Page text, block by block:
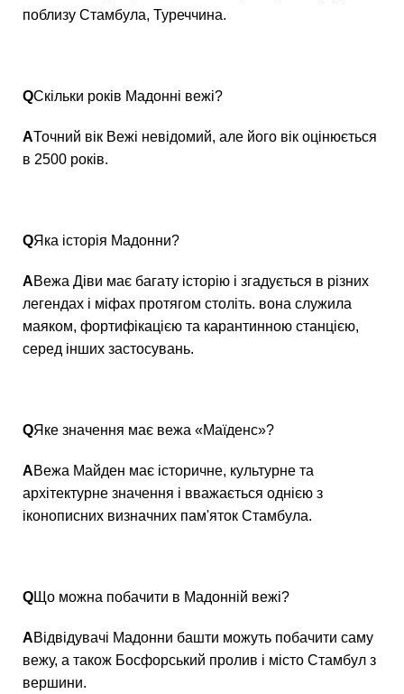
поблизу Стамбула, Туреччина.
QСкільки років Мадонні вежі?
АТочний вік Вежі невідомий, але його вік оцінюється
в 2500 років.
QЯка історія Мадонни?
АВежа Діви має багату історію і згадується в різних
легендах і міфах протягом століть. вона служила
маяком, фортифікацією та карантинною станцією,
серед інших застосувань.
QЯке значення має вежа «Маїденс»?
АВежа Майден має історичне, культурне та
архітектурне значення і вважається однією з
іконописних визначних пам'яток Стамбула.
QЩо можна побачити в Мадонній вежі?
АВідвідувачі Мадонни башти можуть побачити саму
вежу, а також Босфорський пролив і місто Стамбул з
вершини.